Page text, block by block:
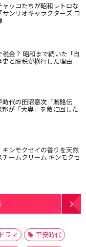
ッコたちが昭和レトロな
ンリオキャラクターズ コ
金？ 昭和まで続いた「自
と脱税が横行した理由
代の田沼意次「賄賂伝
が「大奥」を敵に回した
キンモクセイの香りを天然
ームクリーム キンモクセ
ラマ
平安時代